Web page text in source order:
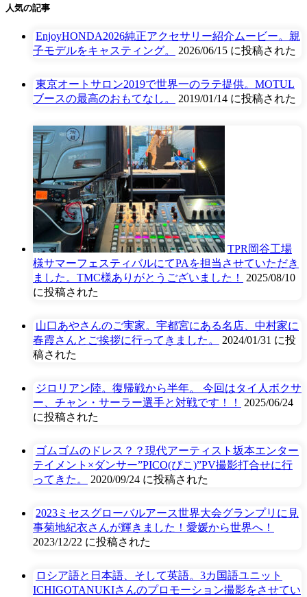
人気の記事
EnjoyHONDA2026純正アクセサリー紹介ムービー。親
子モデルをキャスティング。
2026/06/15 に投稿された
東京オートサロン2019で世界一のラテ提供。MOTUL
ブースの最高のおもてなし。
2019/01/14 に投稿された
TPR岡谷工場
様サマーフェスティバルにてPAを担当させていただき
ました。TMC様ありがとうございました！
2025/08/10
に投稿された
山口あやさんのご実家。宇都宮にある名店、中村家に
春霞さんとご挨拶に行ってきました。
2024/01/31 に投
稿された
ジロリアン陸。復帰戦から半年。 今回はタイ人ボクサ
ー、チャン・サーラー選手と対戦です！！
2025/06/24
に投稿された
ゴムゴムのドレス？？現代アーティスト坂本エンター
テイメント×ダンサー”PICO(ぴこ)”PV撮影打合せに行
ってきた。
2020/09/24 に投稿された
2023ミセスグローバルアース世界大会グランプリに見
事菊地紀衣さんが輝きました！愛媛から世界へ！
2023/12/22 に投稿された
ロシア語と日本語、そして英語。3カ国語ユニット
ICHIGOTANUKIさんのプロモーション撮影をさせてい